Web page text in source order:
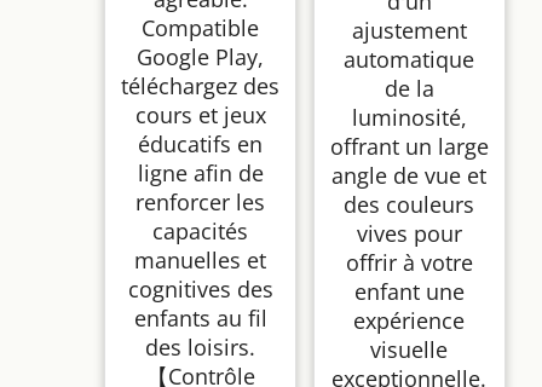
Compatible
Google Play,
téléchargez des
cours et jeux
éducatifs en
ligne afin de
renforcer les
capacités
manuelles et
cognitives des
enfants au fil
des loisirs.
【Contrôle
ajustement
automatique
de la
luminosité,
offrant un large
angle de vue et
des couleurs
vives pour
offrir à votre
enfant une
expérience
visuelle
exceptionnelle.